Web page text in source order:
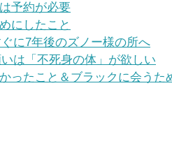
予約が必要
にしたこと
に7年後のズノー様の所へ
は「不死身の体」が欲しい
ったこと＆ブラックに会うた